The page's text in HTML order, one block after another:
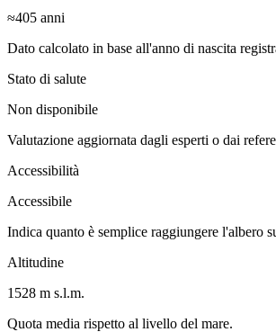
≈405 anni
Dato calcolato in base all'anno di nascita
Stato di salute
Non disponibile
Valutazione aggiornata dagli esperti o dai
Accessibilità
Accessibile
Indica quanto è semplice raggiungere l'albero
Altitudine
1528 m s.l.m.
Quota media rispetto al livello del mare.